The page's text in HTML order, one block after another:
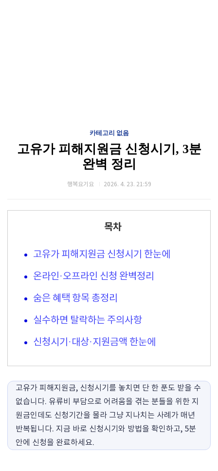
카테고리 없음
고유가 피해지원금 신청시기, 3분
완벽 정리
행복요기요 2026. 4. 23. 21:59
목차
고유가 피해지원금 신청시기 한눈에
온라인·오프라인 신청 완벽정리
숨은 혜택 항목 총정리
실수하면 탈락하는 주의사항
신청시기·대상·지원금액 한눈에
고유가 피해지원금, 신청시기를 놓치면 단 한 푼도 받을 수
없습니다. 유류비 부담으로 어려움을 겪는 분들을 위한 지
원금인데도 신청기간을 몰라 그냥 지나치는 사례가 매년
반복됩니다. 지금 바로 신청시기와 방법을 확인하고, 5분
안에 신청을 완료하세요.